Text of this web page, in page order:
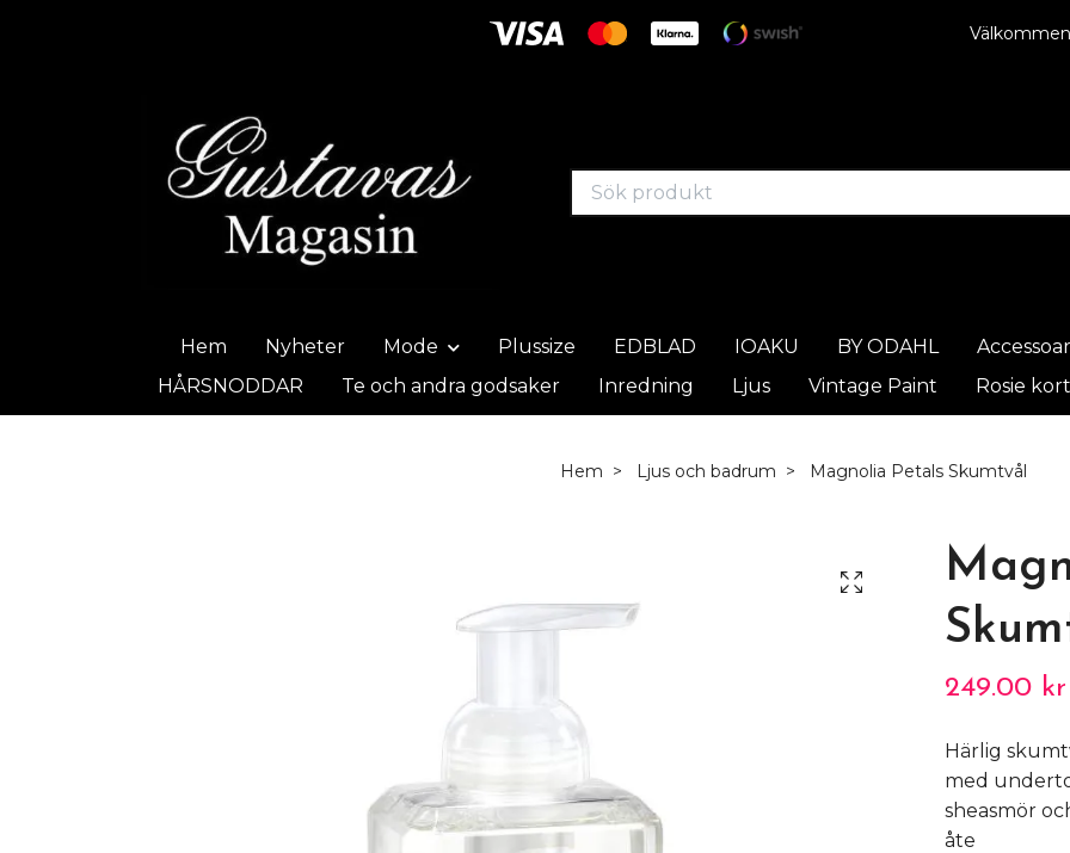
Hem Nyheter Mode Plussize EDBLAD IOAKU BY ODAHL
HÅRSNODDAR
Te och andra godsaker Inredning Ljus Vintage Paint Rosie kort
Hem Ljus och badrum Magnolia Petals Skumtvål
249.00 kr
Härlig
med
sheasmör
åte